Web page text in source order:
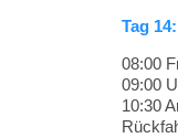
Tag
08:00
09:00
10:30